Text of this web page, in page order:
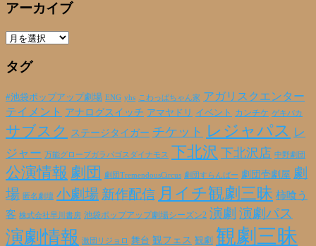
アーカイブ
ア
カ
ブ
タグ
#池袋ポップアップ劇場 ENG yhs こわっぱちゃん家 アガリスクエンター
テイメント アナログスイッチ アマヤドリ イベント カンチケ ゲキバカ
サブスク ステージタイガー チケット レジャパス レ
ジャー 万能グローブガラパゴスダイナモス 下北沢 下北沢店 中野劇団
公演情報 劇団 劇団TremendousCircus 劇団すらんばー 劇団壱劇屋 劇
場 匿名劇壇 小劇場 新作配信 月イチ観劇三昧 柿喰う
客 株式会社早川書房 池袋ポップアップ劇場シーズン2 演劇 演劇パス
演劇情報 激団リジョロ 舞台 観フェス 観劇 観劇三昧